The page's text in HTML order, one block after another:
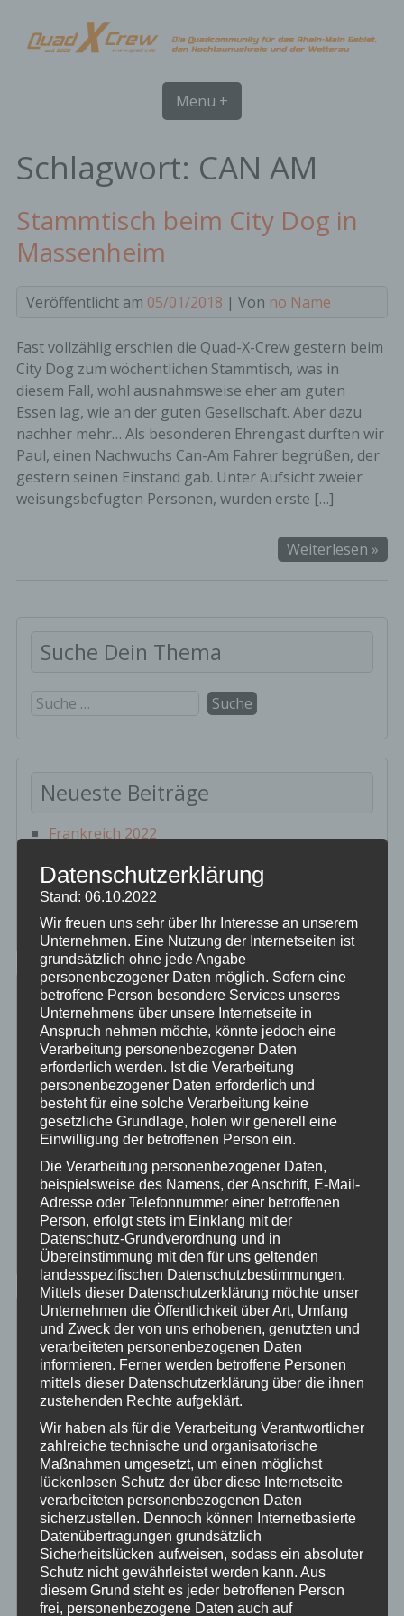
content
Menü +
Schlagwort: CAN AM
Stammtisch beim City Dog in
Massenheim
Veröffentlicht am 05/01/2018 | Von no Name
Fast vollzählig erschien die Quad-X-Crew gestern beim
City Dog zum wöchentlichen Stammtisch, was in
diesem Fall, wohl ausnahmsweise eher am guten
Essen lag, wie an der guten Gesellschaft. Aber dazu
nachher mehr… Als besonderen Ehrengast durften wir
Paul, einen Nachwuchs Can-Am Fahrer begrüßen, der
gestern seinen Einstand gab. Unter Aufsicht zweier
weisungsbefugten Personen, wurden erste […]
Weiterlesen »
Suche Dein Thema
Suche
Neueste Beiträge
Frankreich 2022
Darf ich vorstellen…unsere Neue
Can Am und der Cyberangriff…
Rauchen gefährdet die Gesundheit….
Dies & Das
„Klamotten im Offroadpark“, was trägst Du?
Die Würfel sind gefallen…
When the shit hits the fan…der Fluchtrucksack
Hilfe für die Ukraine, auch wir haben geholfen
bevor Du die Alpen befährst
sehr enttäuschend…Akaso Brave 7 Action Cam
5 Jahre Can Am Outlander 400 Max EFI…
Herzlich Willkommen Tim & Isa
Danke Stefan….
Unser „Draufgänger“ im September
Offroad Deutschland
03197 Jänschwalde
04880 Elsnig (bei Torgau)
34497 Bad Arolsen-Mengeringhausen
39649 Peckfitz Gardelegen 09-2020
39649 Peckfitz Gardelegen 04-2019
39649 Peckfitz Gardelegen 2019
39649 Peckfitz Gardelegen 2018
49584 Fürstenau 2019
49584 Fürstenau 2018
91799 Langenaltheim
Datenschutzerklärung
Stand: 06.10.2022
Wir freuen uns sehr über Ihr Interesse an unserem
Unternehmen. Eine Nutzung der Internetseiten ist
grundsätzlich ohne jede Angabe
personenbezogener Daten möglich. Sofern eine
betroffene Person besondere Services unseres
Unternehmens über unsere Internetseite in
Anspruch nehmen möchte, könnte jedoch eine
Verarbeitung personenbezogener Daten
erforderlich werden. Ist die Verarbeitung
personenbezogener Daten erforderlich und
besteht für eine solche Verarbeitung keine
gesetzliche Grundlage, holen wir generell eine
Einwilligung der betroffenen Person ein.
Die Verarbeitung personenbezogener Daten,
beispielsweise des Namens, der Anschrift, E-Mail-
Adresse oder Telefonnummer einer betroffenen
Person, erfolgt stets im Einklang mit der
Datenschutz-Grundverordnung und in
Übereinstimmung mit den für uns geltenden
landesspezifischen Datenschutzbestimmungen.
Mittels dieser Datenschutzerklärung möchte unser
Unternehmen die Öffentlichkeit über Art, Umfang
und Zweck der von uns erhobenen, genutzten und
verarbeiteten personenbezogenen Daten
informieren. Ferner werden betroffene Personen
mittels dieser Datenschutzerklärung über die ihnen
zustehenden Rechte aufgeklärt.
Wir haben als für die Verarbeitung Verantwortlicher
zahlreiche technische und organisatorische
Maßnahmen umgesetzt, um einen möglichst
lückenlosen Schutz der über diese Internetseite
verarbeiteten personenbezogenen Daten
sicherzustellen. Dennoch können Internetbasierte
Datenübertragungen grundsätzlich
Sicherheitslücken aufweisen, sodass ein absoluter
Schutz nicht gewährleistet werden kann. Aus
diesem Grund steht es jeder betroffenen Person
frei, personenbezogene Daten auch auf